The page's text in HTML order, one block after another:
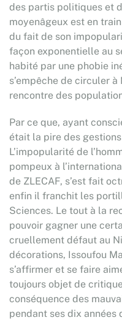
des partis politiques et
moyenâgeux est en
du fait de son
façon exponentielle au
habité par une phobie
s’empêche de circuler
rencontre des
Par ce que, ayant
était la pire des
L’impopularité de
pompeux à
de ZLECAF, s’est fait
enfin il franchit les
Sciences. Le tout à la
pouvoir gagner une
cruellement défaut au
décorations, Issoufou
s’affirmer et se faire
toujours objet de
conséquence des
pendant ses dix années